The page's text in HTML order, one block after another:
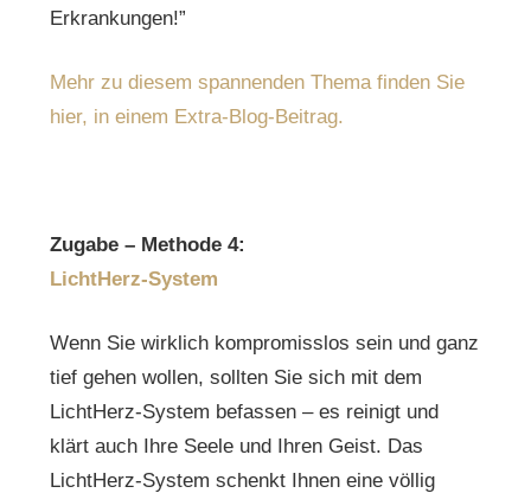
Erkrankungen!”
Mehr zu diesem spannenden Thema finden Sie
hier, in einem Extra-Blog-Beitrag.
Zugabe – Methode 4:
LichtHerz-System
Wenn Sie wirklich kompromisslos sein und ganz
tief gehen wollen, sollten Sie sich mit dem
LichtHerz-System befassen – es reinigt und
klärt auch Ihre Seele und Ihren Geist. Das
LichtHerz-System schenkt Ihnen eine völlig